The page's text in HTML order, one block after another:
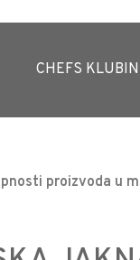
CHEFS KLUB
proizvoda u